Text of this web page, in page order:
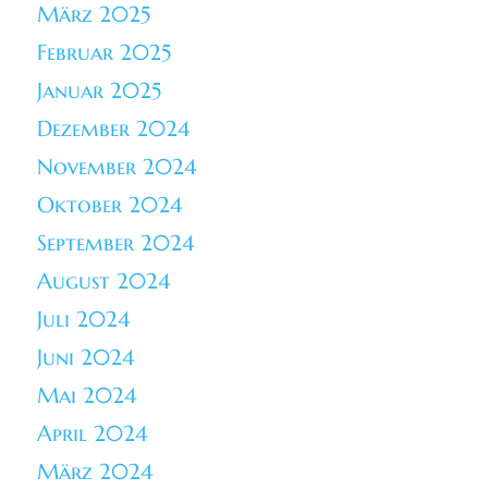
März 2025
Februar 2025
Januar 2025
Dezember 2024
November 2024
Oktober 2024
September 2024
August 2024
Juli 2024
Juni 2024
Mai 2024
April 2024
März 2024